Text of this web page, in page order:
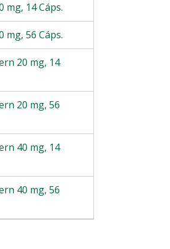
mg, 14 Cáps.
mg, 56 Cáps.
20 mg, 14
20 mg, 56
40 mg, 14
40 mg, 56